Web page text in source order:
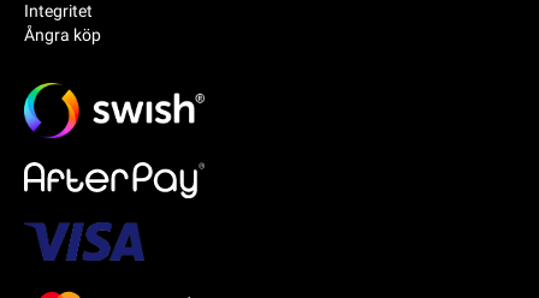
Integritet
Ångra köp